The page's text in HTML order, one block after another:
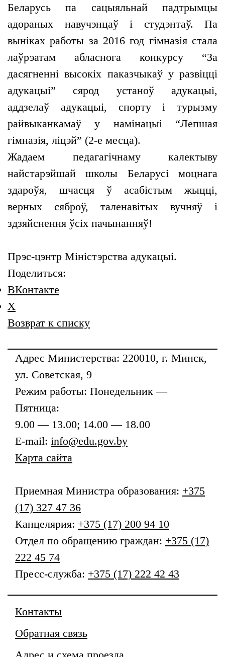
Беларусь па сацыяльнай падтрымцы
адораных навучэнцаў і студэнтаў. Па
выніках работы за 2016 год гімназія стала
лаўрэатам абласнога конкурсу “За
дасягненні высокіх паказчыкаў у развіцці
адукацыі” сярод устаноў адукацыі,
аддзелаў адукацыі, спорту і турызму
райвыканкамаў у намінацыі “Лепшая
гімназія, ліцэй” (2-е месца).
Жадаем педагагічнаму калектыву
найстарэйшай школы Беларусі моцнага
здароўя, шчасця ў асабістым жыцці,
верных сяброў, таленавітых вучняў і
здзяйснення ўсіх пачынанняў!
Прэс-цэнтр Міністэрства адукацыі.
Поделиться:
ВКонтакте
X
Возврат к списку
Адрес Министерства: 220010, г. Минск,
ул. Советская, 9
Режим работы: Понедельник —
Пятница:
9.00 — 13.00; 14.00 — 18.00
E-mail: info@edu.gov.by
Карта сайта
Приемная Министра образования: +375
(17) 327 47 36
Канцелярия: +375 (17) 200 94 10
Отдел по обращению граждан: +375 (17)
222 45 74
Пресс-служба: +375 (17) 222 42 43
Контакты
Обратная связь